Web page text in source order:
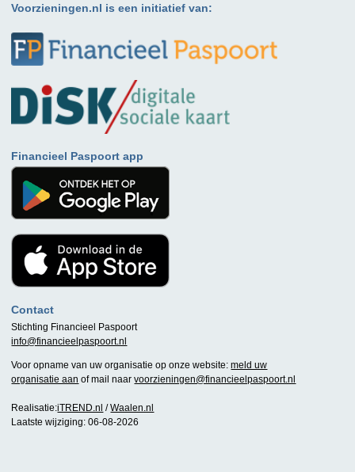
Voorzieningen.nl is een initiatief van:
Financieel Paspoort app
Contact
Stichting Financieel Paspoort
info@financieelpaspoort.nl
Voor opname van uw organisatie op onze website:meld uw
organisatie aan of mail naarvoorzieningen@financieelpaspoort.nl
Realisatie:iTREND.nl /Waalen.nl
Laatste wijziging: 06-08-2026